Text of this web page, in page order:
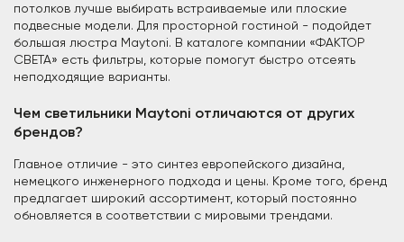
потолков лучше выбирать встраиваемые или плоские
подвесные модели. Для просторной гостиной - подойдет
большая люстра Maytoni. В каталоге компании «ФАКТОР
СВЕТА» есть фильтры, которые помогут быстро отсеять
неподходящие варианты.
Чем светильники Maytoni отличаются от других
брендов?
Главное отличие - это синтез европейского дизайна,
немецкого инженерного подхода и цены. Кроме того, бренд
предлагает широкий ассортимент, который постоянно
обновляется в соответствии с мировыми трендами.